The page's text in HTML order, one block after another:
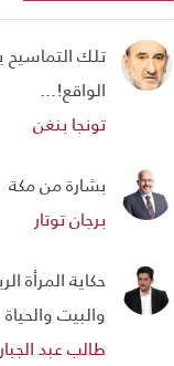
تلك
الواقع!...
تونجا بنغن
بشارة من مكة
برجان توتار
حكاية المرأة
والبيت والحياة
طالب عبد